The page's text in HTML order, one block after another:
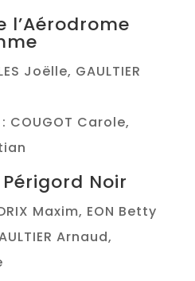
l’Aérodrome
Joëlle, GAULTIER
Carole,
Noir
Maxim, EON Betty
Arnaud,